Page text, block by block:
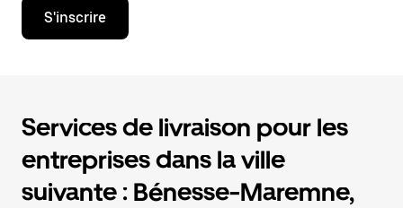
S'inscrire
Services de livraison pour les
entreprises dans la ville
suivante : Bénesse-Maremne,